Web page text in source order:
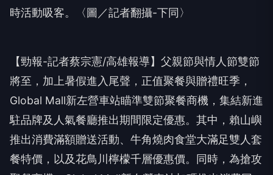
時活動吸客。〈圖／記者翻攝-下同〉
【勁報-記者蔡宗憲/高雄報導】父親節與情人節雙節
將至，加上暑假進入尾聲，正值聚餐與贈禮旺季，
Global Mall新左營車站瞄準雙節聚餐商機，集結新進
駐品牌及人氣餐廳推出期間限定優惠。其中，賴山嶼
推出消費滿額贈送活動、牛角燒肉食堂大滿足雙人套
餐特價，以及花鳥川檸檬千層優惠價。同時，為搶攻